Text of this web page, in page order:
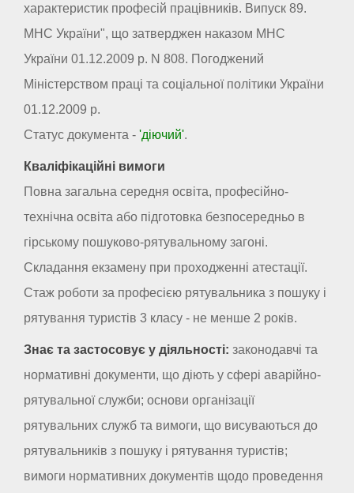
характеристик професій працівників. Випуск 89.
МНС України", що затверджен наказом МНС
України 01.12.2009 р. N 808. Погоджений
Міністерством праці та соціальної політики України
01.12.2009 р.
Статус документа - 'діючий'.
Кваліфікаційні вимоги
Повна загальна середня освіта, професійно-
технічна освіта або підготовка безпосередньо в
гірському пошуково-рятувальному загоні.
Складання екзамену при проходженні атестації.
Стаж роботи за професією рятувальника з пошуку і
рятування туристів 3 класу - не менше 2 років.
Знає та застосовує у діяльності: законодавчі та
нормативні документи, що діють у сфері аварійно-
рятувальної служби; основи організації
рятувальних служб та вимоги, що висуваються до
рятувальників з пошуку і рятування туристів;
вимоги нормативних документів щодо проведення